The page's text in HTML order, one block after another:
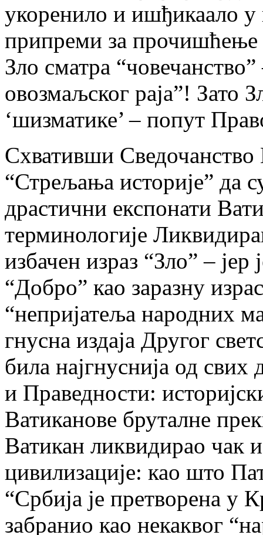
укоренило и ишђикаало у
припреми за прочишћење
Зло сматра
овозмаљског раја”! Зато
‘шизматике’ – попут
Схвативши Сведочанство
“Стрељања историје” да
драстични експонати
терминологије
избачен израз “Зло” –
“Добро” као заразну
“непријатеља народних
гнусна издаја Другог
била најгнуснија од
и Праведности:
Ватиканове бруталне
Ватикан ликвидирао чак
цивилизације: као што
“Србија је претворена у
забранио као некаквог